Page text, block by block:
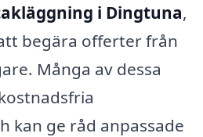
i Dingtuna,
begära offerter från
Många av dessa
kan ge råd anpassade